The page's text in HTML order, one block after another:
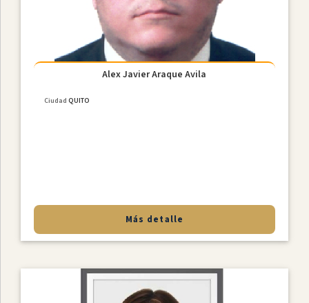
Alex Javier Araque Avila
Ciudad QUITO
Más detalle